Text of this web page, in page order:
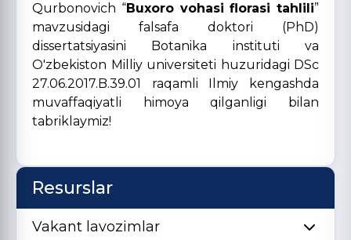
Qurbonovich “Buxoro vohasi florasi tahlili”
mavzusidagi falsafa doktori (PhD)
dissertatsiyasini Botanika instituti va
O'zbekiston Milliy universiteti huzuridagi DSc
27.06.2017.B.39.01 raqamli Ilmiy kengashda
muvaffaqiyatli himoya qilganligi bilan
tabriklaymiz!
Resurslar
Vakant lavozimlar